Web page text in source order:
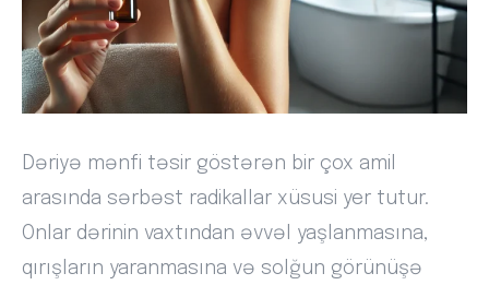
Dəriyə mənfi təsir göstərən bir çox amil
arasında sərbəst radikallar xüsusi yer tutur.
Onlar dərinin vaxtından əvvəl yaşlanmasına,
qırışların yaranmasına və solğun görünüşə